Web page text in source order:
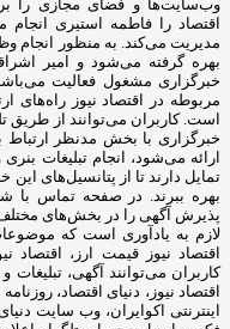
وب‌سایت‌ها و فضای مجازی را
اقتصاد را فاطمه استیری
مدیریت می‌کند. به منظور انجام
بهره گرفته می‌شود و امیر
خبرگزاری مشغول فعالیت
مربوطه در اقتصاد نیوز راه‌های
است. کاربران می‌توانند از طریق
خبرگزاری با بخش مدنظر ارتباط
ارائه می‌شود، انجام تبلیغات
تمایل دارند تا از پتانسیل‌های
بهره ببرند. در صفحه تماس با
پذیرش آگهی را در بخش‌های مختلف
لازم به یادآوری است که
اقتصاد نیوز قیمت ارز، اقتصاد
کاربران می‌توانند آگهی، تبلیغات
اقتصاد نیوز، دنیای اقتصاد،
اینترنتی اکوایران، وب سایت